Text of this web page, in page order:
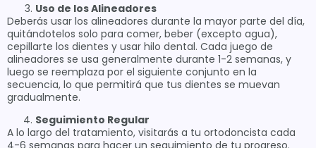
Uso de los Alineadores
Deberás usar los alineadores durante la mayor parte del día,
quitándotelos solo para comer, beber (excepto agua),
cepillarte los dientes y usar hilo dental. Cada juego de
alineadores se usa generalmente durante 1-2 semanas, y
luego se reemplaza por el siguiente conjunto en la
secuencia, lo que permitirá que tus dientes se muevan
gradualmente.
Seguimiento Regular
A lo largo del tratamiento, visitarás a tu ortodoncista cada